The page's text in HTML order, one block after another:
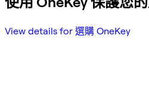
View details for 選購 OneKey